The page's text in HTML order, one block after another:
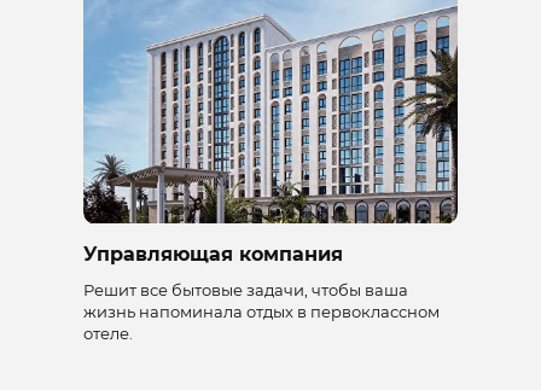
Управляющая компания
Решит все бытовые задачи, чтобы ваша
жизнь напоминала отдых в первоклассном
отеле.